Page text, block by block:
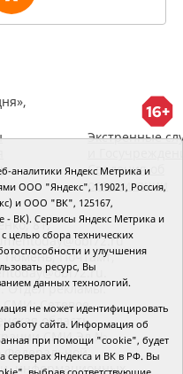
Экстренные
Сведения об
организации
81,
Тюмень, Почтамт,
Отдел рекламы:
СМИ: Сетевое
область
СМИ Эл №
Федеральной
информационных
аналитики Яндекс Метрика и
ООО "Яндекс", 119021, Россия,
и ООО "ВК", 125167,
- ВК). Сервисы Яндекс Метрика и
целью сбора технических
и улучшения
ресурс, Вы
данных технологий.
не может идентифицировать
сайта. Информация об
при помощи "cookie", будет
серверах Яндекса и ВК в РФ. Вы